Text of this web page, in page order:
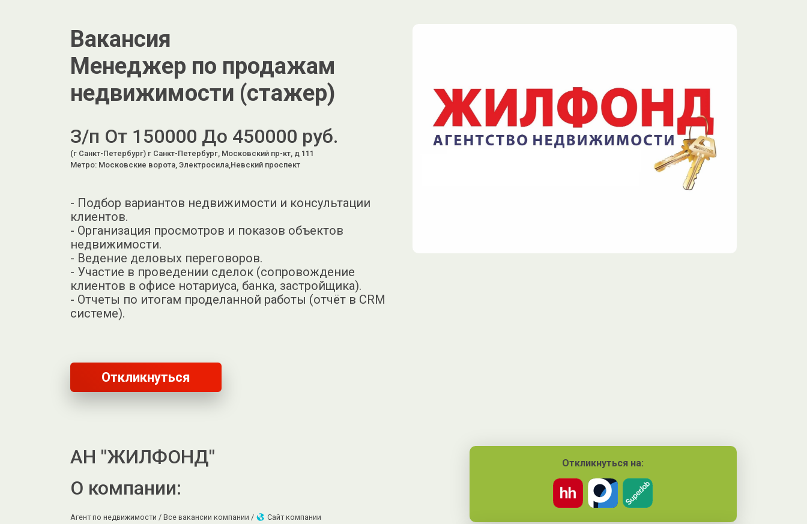
Вакансия
Менеджер по продажам
недвижимости (стажер)
З/п От 150000 До 450000 руб.
(г Санкт-Петербург) г Санкт-Петербург, Московский пр-кт, д 111
Метро: Московские ворота, Электросила,Невский проспект
- Подбор вариантов недвижимости и консультации
клиентов.
- Организация просмотров и показов объектов
недвижимости.
- Ведение деловых переговоров.
- Участие в проведении сделок (сопровождение
клиентов в офисе нотариуса, банка, застройщика).
- Отчеты по итогам проделанной работы (отчёт в CRM
системе).
Откликнуться
АН "ЖИЛФОНД"
О компании:
Агент по недвижимости / Все вакансии компании / Сайт компании
Откликнуться на: